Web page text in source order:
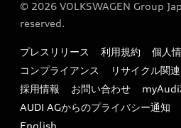
myAudi
メンテナンス
ファイナンス
キャンペーン / イベント
買取査定
特定整備適用車一覧
リサイクル法
よくある質問（FAQ）
© 2026 VOLKSWAGEN Group
reserved.
プレスリリース 利用規約
個人
コンプライアンス
リサイクル関連
採用情報
お問い合わせ
myAudi
AUDI AGからのプライバシー通知
English